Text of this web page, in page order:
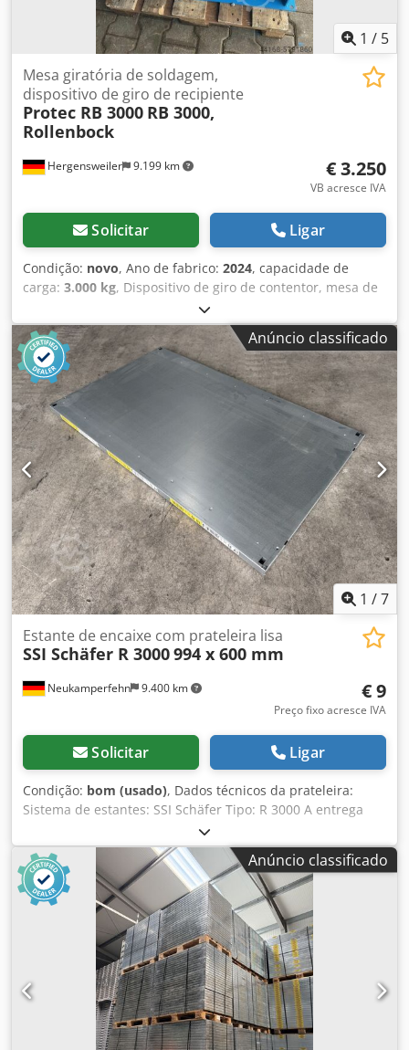
1 / 5
Hergensweiler 9.199 km
Mesa giratória de soldagem,
dispositivo de giro de recipiente
Protec RB 3000 RB 3000,
Rollenbock
€ 3.250
VB acresce IVA
Solicitar Ligar
Condição: novo, Ano de fabrico: 2024, capacidade de
carga: 3.000 kg, Dispositivo de giro de contentor, mesa de
soldadura, mesa giratória de soldadura, bloco de rolos
3000 Kg de capacidade de carga com controlo remoto a pé
Velocidade infinitamente variável de 80 a 1600 mm / min.
Codpfx Abegu Edyjxorf Diâmetro de 40mm a 1400mm
Diâmetro do rolo 200mm L: 800 x L:370 x A:450 Modelo ou
desvio de cor possível
Anúncio classificado
1 /7
Neukamperfehn 9.400 km
Estante de encaixe com prateleira lisa
SSI Schäfer R 3000994 x 600 mm
€ 9
Preço fixo acresce IVA
Solicitar Ligar
Condição: bom (usado), Dados técnicos da prateleira:
Sistema de estantes: SSI Schäfer Tipo: R 3000 A entrega
inclui: Prateleiras, usadas Cor do material: galvanizado
Sendzimir Largura total: aprox. 994 mm Profundidade
total: aprox. 594 mm para profundidade do bastidor:
aprox. 600 mm Altura: aprox. 30 mm Peso / peça: aprox.
5,16 kg Seus contatos em nossa empresa: Sr.: Andre
Evering Crodpoy Ex Rlsfx Abxjf Sr.: Mario Klöver Sr.: Falk
Deutsch Informações gerais sobre o produto: Este artigo
está disponível apenas para retirada. Caso deseje
transporte ou envio, haverá custos adicionais, que
poderão ser consultados conosco dependendo do local de
entrega e do volume do pedido.
Anúncio classificado